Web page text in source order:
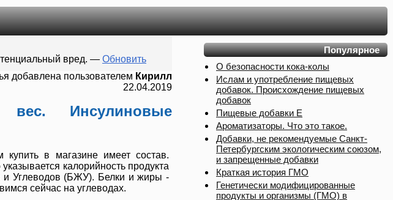
Популярное
О безопасности кока-колы
Ислам и употребление пищевых
добавок. Происхождение пищевых
добавок
Пищевые добавки Е
Ароматизаторы. Что это такое.
Добавки, не рекомендуемые Санкт-
Петербургским экологическим союзом,
и запрещенные добавки
Краткая история ГМО
Генетически модифицированные
продукты и организмы (ГМО) в
вред. — Обновить
добавлена пользователем Кирилл
22.04.2019
Инсулиновые
в магазине имеет состав.
калорийность продукта
Углеводов (БЖУ). Белки и жиры -
сейчас на углеводах.